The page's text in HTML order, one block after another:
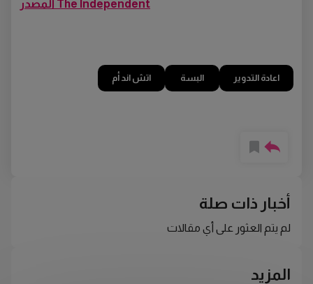
المصدر The Independent
اعادة التدوير البسة اتش اند أم
أخبار ذات صلة
لم يتم العثور على أي مقالات
المزيد